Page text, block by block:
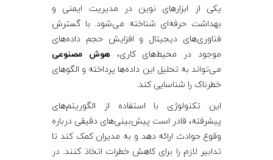
ی
یکی از ابزارهای نوین در مدیریت ایمنی و
بهداشت حرفه‌ای شناخته می‌شود. با گسترش
فناوری‌های دیجیتال و افزایش حجم داده‌های
موجود در محیط‌های کاری،هوش مصنوعی
می‌تواند به تحلیل این داده‌ها پرداخته و الگوهای
خطرناک را شناسایی کند.
این تکنولوژی با استفاده از الگوریتم‌های
پیشرفته، قادر است پیش‌بینی‌های دقیقی درباره
وقوع حوادث ارائه دهد و به مدیران کمک کند تا
تدابیر لازم را برای کاهش خطرات اتخاذ کنند. در